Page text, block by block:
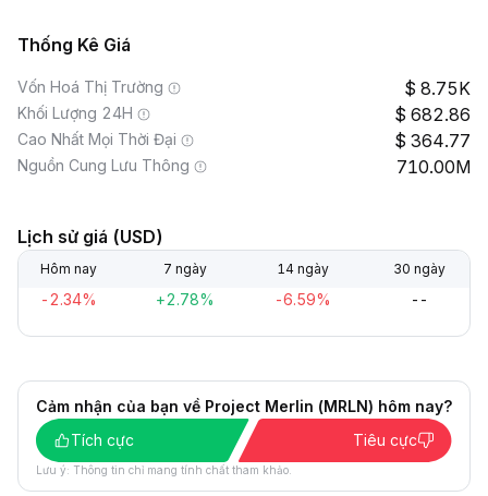
Thống Kê Giá
Vốn Hoá Thị Trường 8.75K
Khối Lượng 24H 682.86
Cao Nhất Mọi Thời Đại 364.77
Nguồn Cung Lưu Thông 710.00M
Lịch sử giá (USD)
Hôm nay 7 ngày 14 ngày 30 ngày
-2.34% +2.78% -6.59% --
Cảm nhận của bạn về Project Merlin (MRLN) hôm nay?
Tích cực
Tiêu cực
Lưu ý: Thông tin chỉ mang tính chất tham khảo.